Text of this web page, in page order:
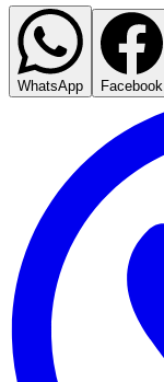
Santos
WhatsApp Facebook